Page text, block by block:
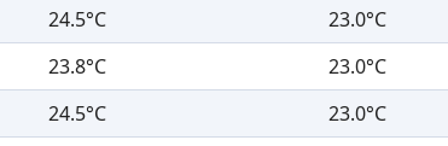
24.5°C
23.0°C
23.8°C
23.0°C
24.5°C
23.0°C